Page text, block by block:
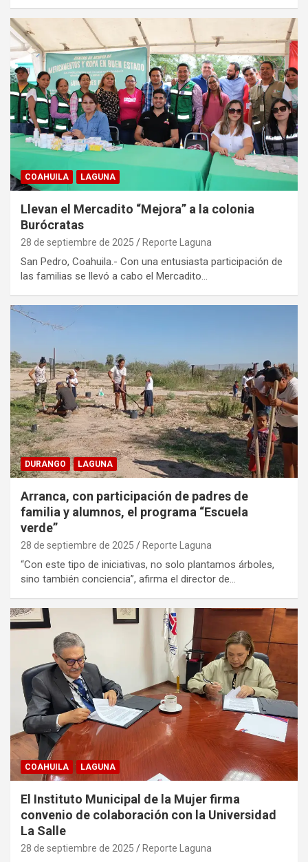
COAHUILA LAGUNA
Llevan el Mercadito “Mejora” a la colonia
Burócratas
28 de septiembre de 2025 Reporte Laguna
San Pedro, Coahuila.- Con una entusiasta participación de
las familias se llevó a cabo el Mercadito…
DURANGO LAGUNA
Arranca, con participación de padres de
familia y alumnos, el programa “Escuela
verde”
28 de septiembre de 2025 Reporte Laguna
“Con este tipo de iniciativas, no solo plantamos árboles,
sino también conciencia”, afirma el director de…
COAHUILA LAGUNA
El Instituto Municipal de la Mujer firma
convenio de colaboración con la Universidad
La Salle
28 de septiembre de 2025 Reporte Laguna